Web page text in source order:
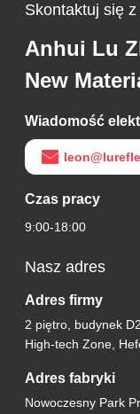
Skontaktuj się z
Anhui Lu
New
Wiadomość
Czas pracy
9:00-18:00
Nasz adres
Adres firmy
2 piętro, budynek
High-tech Zone,
Adres fabryki
Nowoczesny Park